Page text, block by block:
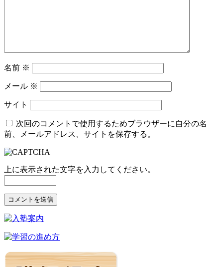
名前 ※
メール ※
サイト
次回のコメントで使用するためブラウザーに自分の名
前、メールアドレス、サイトを保存する。
上に表示された文字を入力してください。